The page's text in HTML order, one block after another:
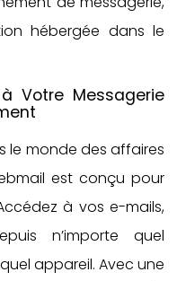
hébergée dans le
Votre Messagerie
le monde des affaires
est conçu pour
à vos e-mails,
n’importe quel
appareil. Avec une